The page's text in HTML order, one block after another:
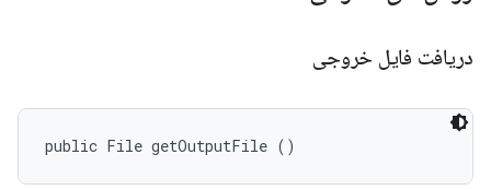
دریافت فایل خروجی
public File getOutputFile ()